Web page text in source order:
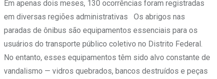
Em apenas dois meses, 130 ocorrências foram registradas
em diversas regiões administrativas Os abrigos nas
paradas de ônibus são equipamentos essenciais para os
usuários do transporte público coletivo no Distrito Federal.
No entanto, esses equipamentos têm sido alvo constante de
vandalismo — vidros quebrados, bancos destruídos e peças